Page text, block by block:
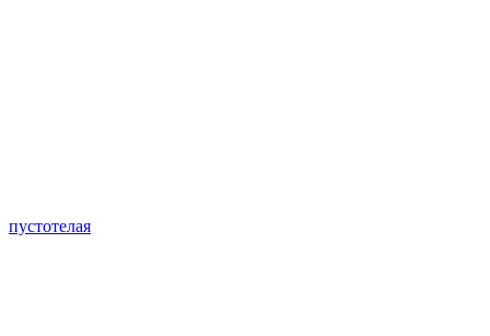
пустотелая